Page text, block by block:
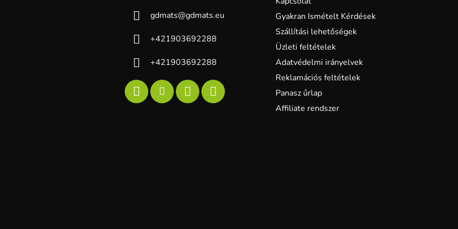
gdmats@gdmats.eu
+421903692288
+421903692288
Gyakran Ismételt Kérdések
Szállítási lehetőségek
Üzleti feltételek
Adatvédelmi irányelvek
Reklamációs feltételek
Panasz űrlap
Affiliate rendszer